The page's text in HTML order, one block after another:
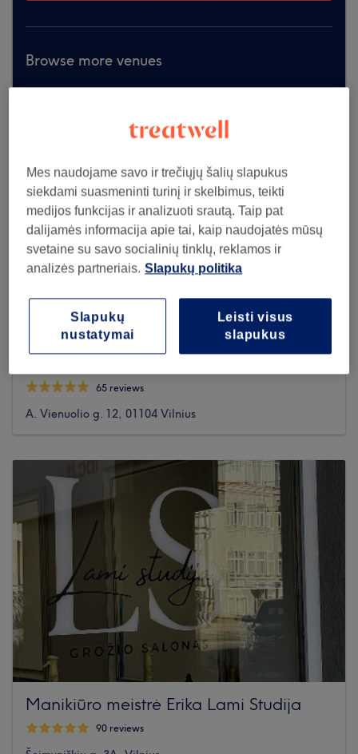
Browse more venues
65 reviews
A. Vienuolio g. 12, 01104 Vilnius
Manikiūro meistrė Erika Lami Studija
90 reviews
Mes naudojame savo ir trečiųjų šalių slapukus
siekdami suasmeninti turinį ir skelbimus, teikti
medijos funkcijas ir analizuoti srautą. Taip pat
dalijamės informacija apie tai, kaip naudojatės mūsų
svetaine su savo socialinių tinklų, reklamos ir
analizės partneriais. Slapukų politika
Leisti visus
slapukus
Slapukų
nustatymai